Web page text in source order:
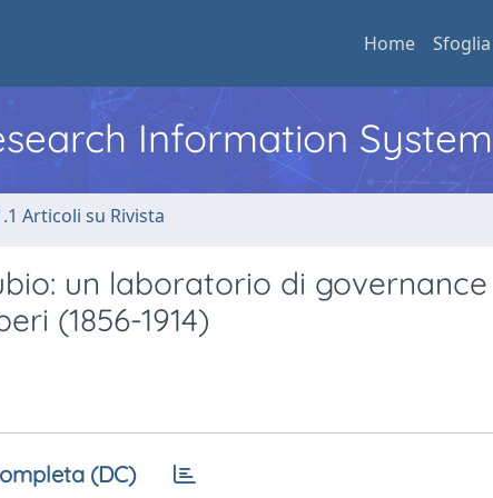
Home Sfoglia
Information System
Articoli su Rivista
un laboratorio di governance
(1856-1914)
(DC)